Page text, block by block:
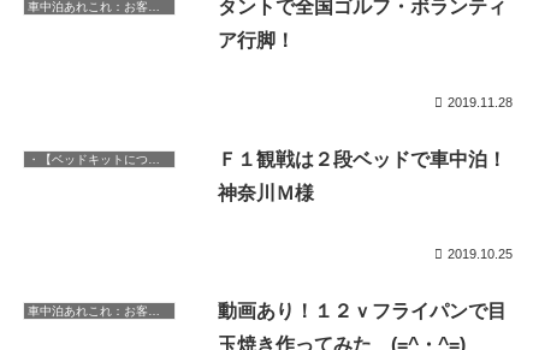
車中泊あれこれ：お客様編
タントで全国ゴルフ・ボランティ
ア行脚！
2019.11.28
Ｆ１観戦は２段ベッドで車中泊！
神奈川Ｍ様
2019.10.25
動画あり！１２ｖフライパンで目
玉焼き作ってみた (=^・^=)